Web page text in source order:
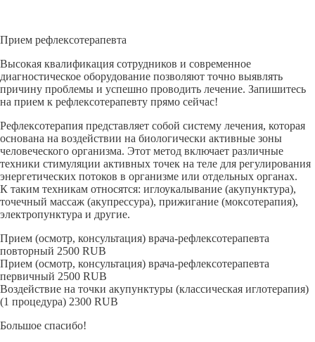
Прием рефлексотерапевта
Высокая квалификация сотрудников и современное
диагностическое оборудование позволяют точно выявлять
причину проблемы и успешно проводить лечение. Запишитесь
на прием к рефлексотерапевту прямо сейчас!
Рефлексотерапия представляет собой систему лечения, которая
основана на воздействии на биологически активные зоны
человеческого организма. Этот метод включает различные
техники стимуляции активных точек на теле для регулирования
энергетических потоков в организме или отдельных органах.
К таким техникам относятся: иглоукалывание (акупунктура),
точечный массаж (акупрессура), прижигание (моксотерапия),
электропунктура и другие.
Прием (осмотр, консультация) врача-рефлексотерапевта
повторный 2500 RUB
Прием (осмотр, консультация) врача-рефлексотерапевта
первичный 2500 RUB
Воздействие на точки акупунктуры (классическая иглотерапия)
(1 процедура) 2300 RUB
Большое спасибо!